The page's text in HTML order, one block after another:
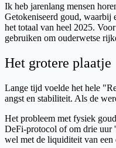
Ik heb jarenlang mensen
Getokeniseerd goud, waarbij
het totaal van heel 2025.
gebruiken om ouderwetse
Het grotere plaatje
Lange tijd voelde het hele
angst en stabiliteit. Als de
Het probleem met fysiek
DeFi-protocol of om drie uur
wel met de liquiditeit van een